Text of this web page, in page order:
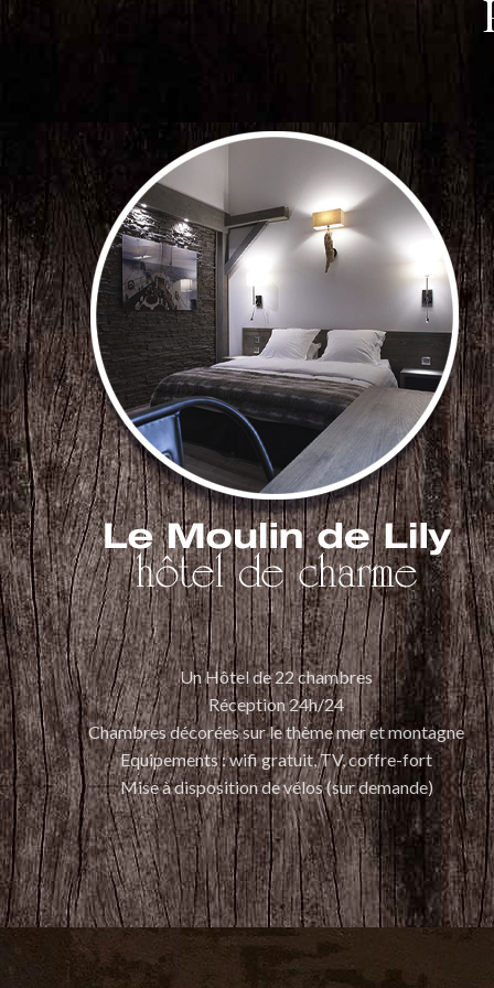
Un Hôtel de 22 chambres
Réception 24h/24
Chambres décorées sur le thème mer et montagne
Equipements : wifi gratuit, TV, coffre-fort
Mise à disposition de vélos (sur demande)